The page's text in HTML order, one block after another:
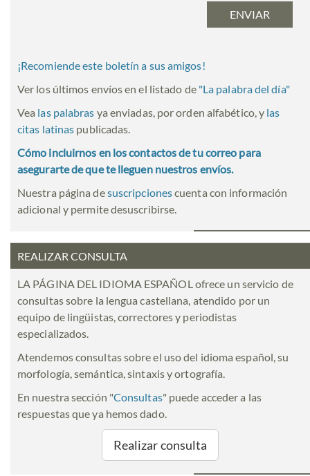
¡Recomiende este boletín a sus amigos!
Ver los últimos envíos en el listado de "La palabra del día"
Vea las palabras ya enviadas, por orden alfabético, y las
citas latinas publicadas.
Cómo incluirnos en los contactos de tu correo para
asegurarte de que te lleguen nuestros envíos.
Nuestra página desuscripcionescuenta con información
adicional y permite desuscribirse.
REALIZAR CONSULTA
LA PÁGINA DEL IDIOMA ESPAÑOL ofrece un servicio de
consultas sobre la lengua castellana, atendido por un
equipo de lingüistas, correctores y periodistas
especializados.
Atendemos consultas sobre el uso del idioma español, su
morfología, semántica, sintaxis y ortografía.
En nuestra sección "Consultas" puede acceder a las
respuestas que ya hemos dado.
Realizar consulta